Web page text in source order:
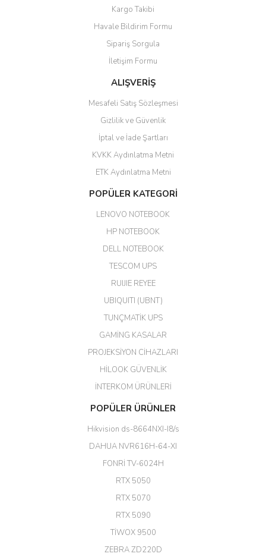
ile 24 izlenmektedir diye küçük
bir tabela olsa daha hoş
hızlı güvenli bir alışveriş oldu
Yalçın Kaya | 20/06/2026
ahmet yiğit | 29/04/2026
Aldığım ürün kapalı kutu teslim
edildi. Teşekkür ederim.
GÜRKAN KETHÜDAOĞLU |
Her şey için teşekkür ederim çok
Erdal Cingöz | 07/02/2026
Başarılı. Bu vasıfta bir ürünü bu
kadar uygun fiyata bulabilmek
büyük şans. Güvenliticaret
(HIKVISION DS-3E0326P-E/M(B)
EROL ÇAKMAK | 26/12/2025
Kargo Takibi
Havale Bildirim Formu
Sipariş Sorgula
İletişim Formu
ALIŞVERİŞ
Mesafeli Satış Sözleşmesi
Gizlilik ve Güvenlik
İptal ve İade Şartları
KVKK Aydınlatma Metni
ETK Aydınlatma Metni
POPÜLER KATEGORİ
LENOVO NOTEBOOK
HP NOTEBOOK
DELL NOTEBOOK
TESCOM UPS
RUIJIE REYEE
UBIQUITI (UBNT)
TUNÇMATİK UPS
GAMİNG KASALAR
PROJEKSİYON CİHAZLARI
HİLOOK GÜVENLİK
İNTERKOM ÜRÜNLERİ
POPÜLER ÜRÜNLER
Hikvision ds-8664NXI-I8/s
DAHUA NVR616H-64-XI
FONRİ TV-6024H
RTX 5050
RTX 5070
RTX 5090
TİWOX 9500
ZEBRA ZD220D